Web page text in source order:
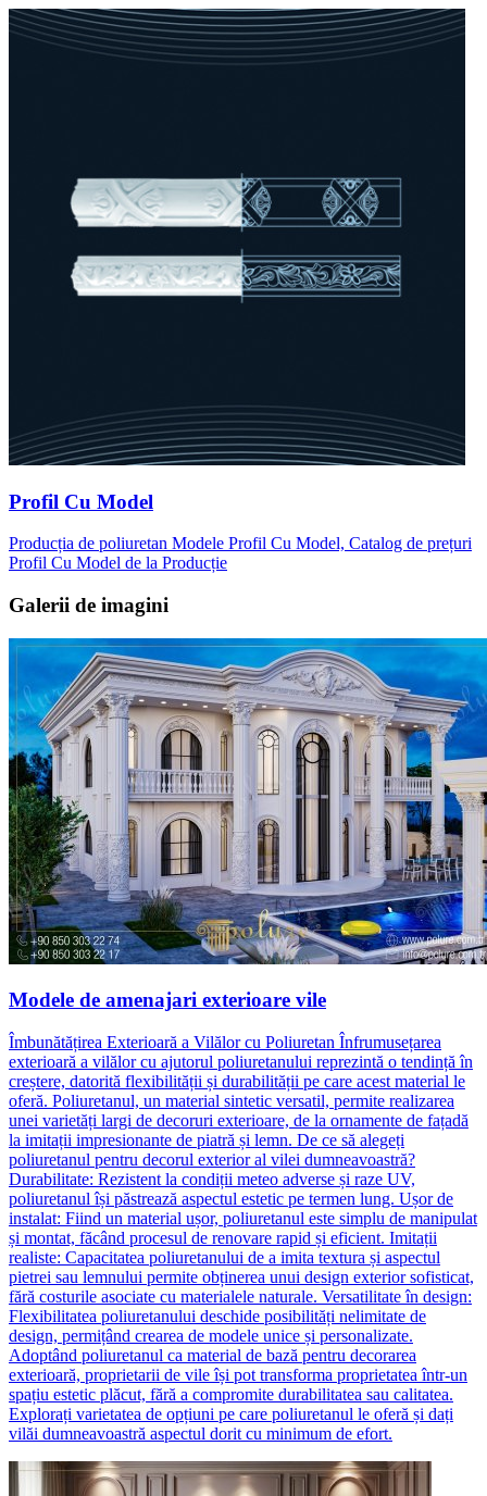
Profil Cu Model
Producția de poliuretan Modele Profil Cu Model, Catalog de prețuri
Profil Cu Model de la Producție
Galerii de imagini
Modele de amenajari exterioare vile
Îmbunătățirea Exterioară a Vilălor cu Poliuretan Înfrumusețarea
exterioară a vilălor cu ajutorul poliuretanului reprezintă o tendință în
creștere, datorită flexibilității și durabilității pe care acest material le
oferă. Poliuretanul, un material sintetic versatil, permite realizarea
unei varietăți largi de decoruri exterioare, de la ornamente de fațadă
la imitații impresionante de piatră și lemn. De ce să alegeți
poliuretanul pentru decorul exterior al vilei dumneavoastră?
Durabilitate: Rezistent la condiții meteo adverse și raze UV,
poliuretanul își păstrează aspectul estetic pe termen lung. Ușor de
instalat: Fiind un material ușor, poliuretanul este simplu de manipulat
și montat, făcând procesul de renovare rapid și eficient. Imitații
realiste: Capacitatea poliuretanului de a imita textura și aspectul
pietrei sau lemnului permite obținerea unui design exterior sofisticat,
fără costurile asociate cu materialele naturale. Versatilitate în design:
Flexibilitatea poliuretanului deschide posibilități nelimitate de
design, permițând crearea de modele unice și personalizate.
Adoptând poliuretanul ca material de bază pentru decorarea
exterioară, proprietarii de vile își pot transforma proprietatea într-un
spațiu estetic plăcut, fără a compromite durabilitatea sau calitatea.
Explorați varietatea de opțiuni pe care poliuretanul le oferă și dați
vilăi dumneavoastră aspectul dorit cu minimum de efort.